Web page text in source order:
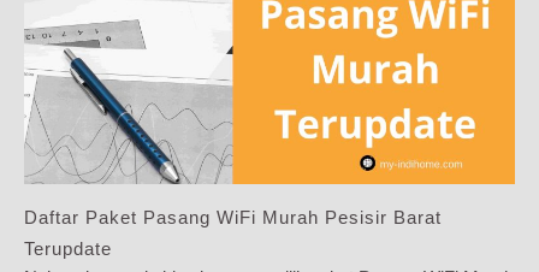
Daftar Paket Pasang WiFi Murah Pesisir Barat
Terupdate